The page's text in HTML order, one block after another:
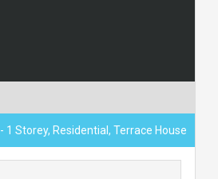
- 1 Storey, Residential, Terrace House